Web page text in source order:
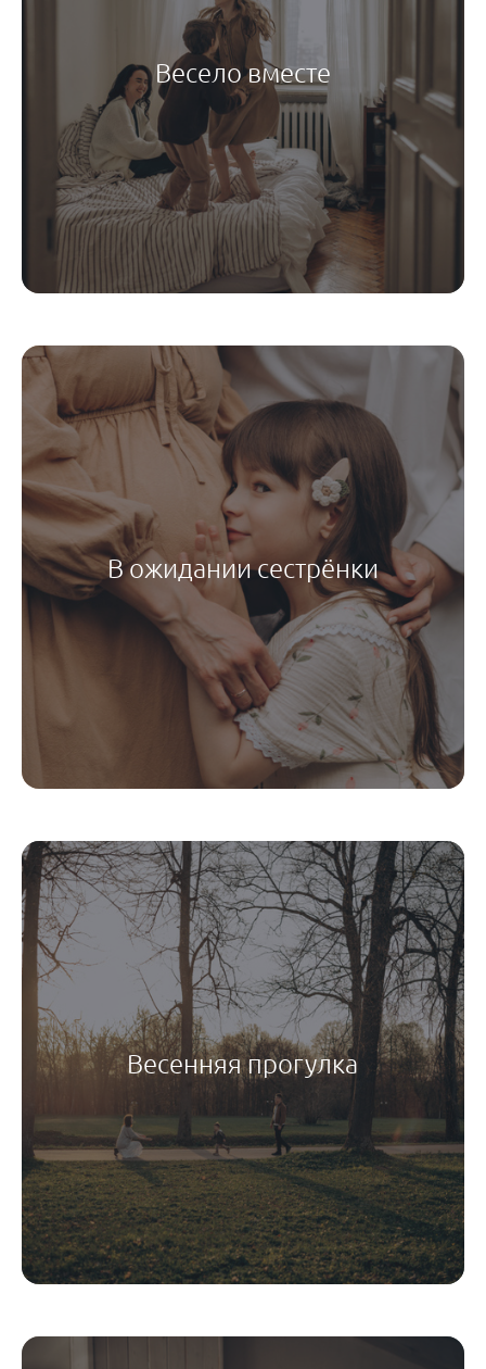
Весело вместе
В ожидании сестрёнки
Весенняя прогулка